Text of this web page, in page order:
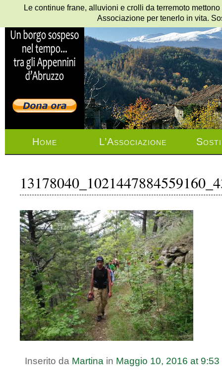
Home L’Associazione
Inserito da Martina in Maggio 10, 2016 at 9:53
Le continue frane, alluvioni e crolli da terremoto
Associazione per tenerlo in vita.